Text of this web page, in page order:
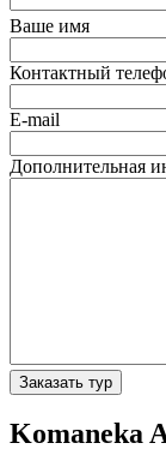
Ваше имя
Контактный
E-mail
Дополнительная
Заказать тур
Komaneka